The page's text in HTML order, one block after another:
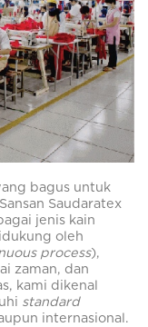
bagus untuk
Saudaratex
jenis kain
oleh
process),
zaman, dan
kami dikenal
standard
internasional.